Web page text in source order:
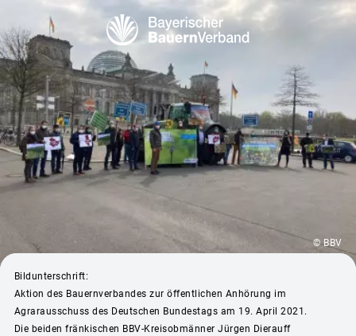
© BBV
Bildunterschrift:
Aktion des Bauernverbandes zur öffentlichen Anhörung im
Agrarausschuss des Deutschen Bundestags am 19. April 2021.
Die beiden fränkischen BBV-Kreisobmänner Jürgen Dierauff